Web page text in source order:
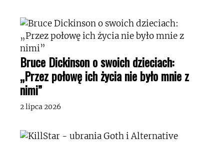
Bruce Dickinson o swoich dzieciach:
„Przez połowę ich życia nie było mnie z
nimi”
2 lipca 2026